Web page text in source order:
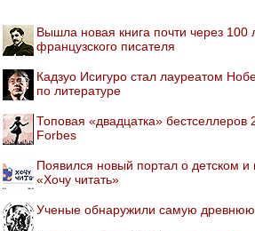
Вышла новая книга почти через 100
французского писателя
Кадзуо Исигуро стал лауреатом
по литературе
Топовая «двадцатка» бестселлеров
Forbes
Появился новый портал о детском
«Хочу читать»
Ученые обнаружили самую древнюю